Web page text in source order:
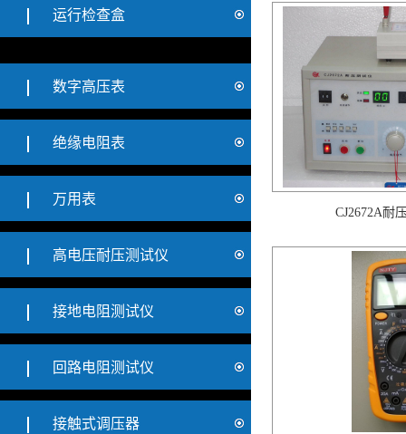
运行检查盒
数字高压表
绝缘电阻表
万用表
高电压耐压测试仪
接地电阻测试仪
回路电阻测试仪
接触式调压器